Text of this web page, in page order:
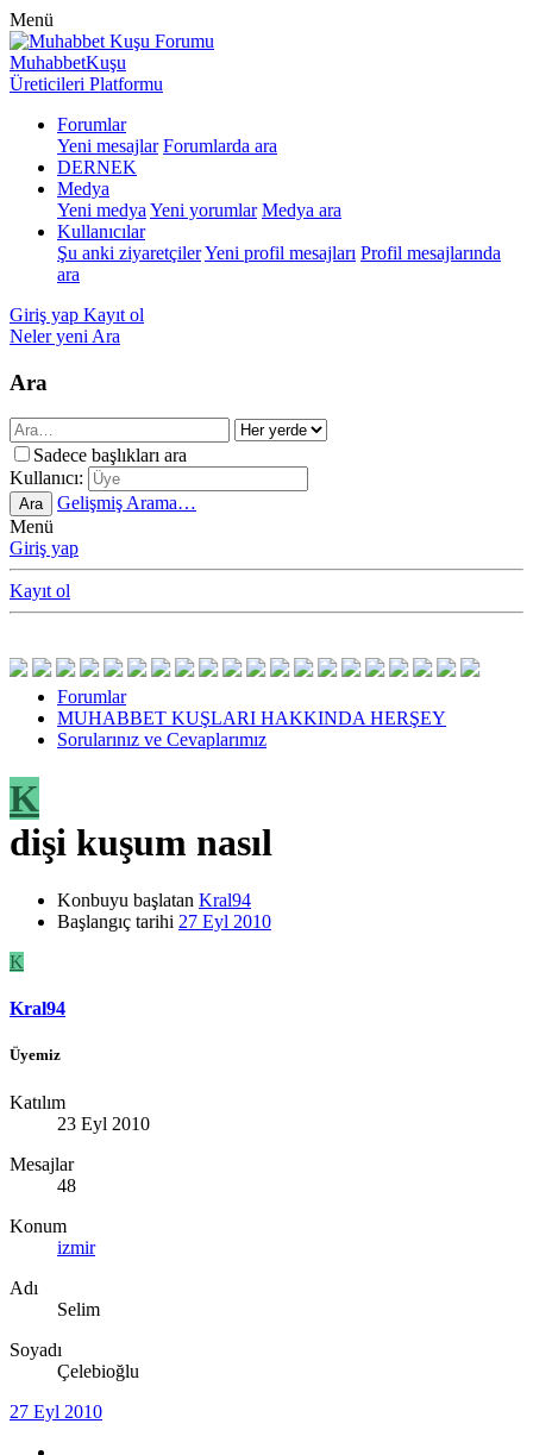
Menü
MuhabbetKuşu
Üreticileri Platformu
Forumlar
Yeni mesajlar Forumlarda ara
DERNEK
Medya
Yeni medya Yeni yorumlar Medya ara
Kullanıcılar
Şu anki ziyaretçilerYeni profil mesajları Profil mesajlarında
ara
Giriş yap Kayıt ol
Neler yeni Ara
Ara
Sadece başlıkları ara
Kullanıcı:
Ara
Gelişmiş Arama…
Menü
Giriş yap
Kayıt ol
Forumlar
MUHABBET KUŞLARI HAKKINDA HERŞEY
Sorularınız ve Cevaplarımız
K
dişi kuşum nasıl
Konbuyu başlatan Kral94
Başlangıç tarihi 27 Eyl 2010
K
Kral94
Üyemiz
Katılım
23 Eyl 2010
Mesajlar
48
Konum
izmir
Adı
Selim
Soyadı
Çelebioğlu
27 Eyl 2010